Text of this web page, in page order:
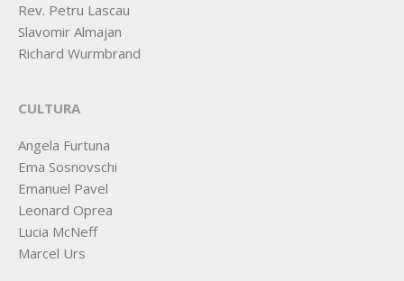
Rev. Petru Lascau
Slavomir Almajan
Richard Wurmbrand
CULTURA
Angela Furtuna
Ema Sosnovschi
Emanuel Pavel
Leonard Oprea
Lucia McNeff
Marcel Urs